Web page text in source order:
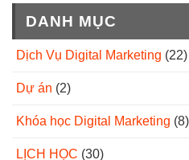
DANH MỤC
Dịch Vụ Digital Marketing (22)
Dự án (2)
Khóa học Digital Marketing (8)
LỊCH HỌC (30)